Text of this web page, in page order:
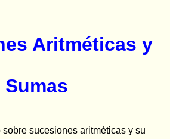
Aritméticas y
Sumas
sucesiones aritméticas y su